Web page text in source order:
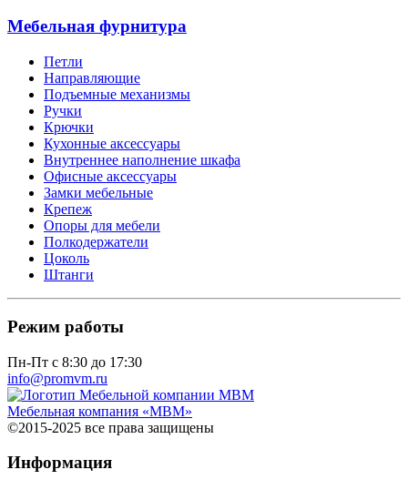
Мебельная фурнитура
Петли
Направляющие
Подъемные механизмы
Ручки
Крючки
Кухонные аксессуары
Внутреннее наполнение шкафа
Офисные аксессуары
Замки мебельные
Крепеж
Опоры для мебели
Полкодержатели
Цоколь
Штанги
Режим работы
Пн-Пт с 8:30 до 17:30
info@promvm.ru
Мебельная компания «МВМ»
©2015-2025 все права защищены
Информация